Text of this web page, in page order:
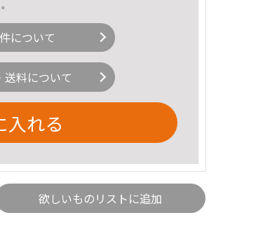
について
送料について
入れる
欲しいものリストに追加